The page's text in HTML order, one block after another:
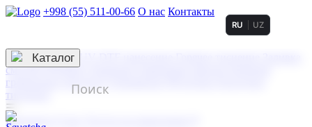
+998 (55) 511-00-66 О нас Контакты
3D гравировка
смолой (Doming)
гравировка твердая
тиснение
RU UZ
☰
Контакты
Каталог